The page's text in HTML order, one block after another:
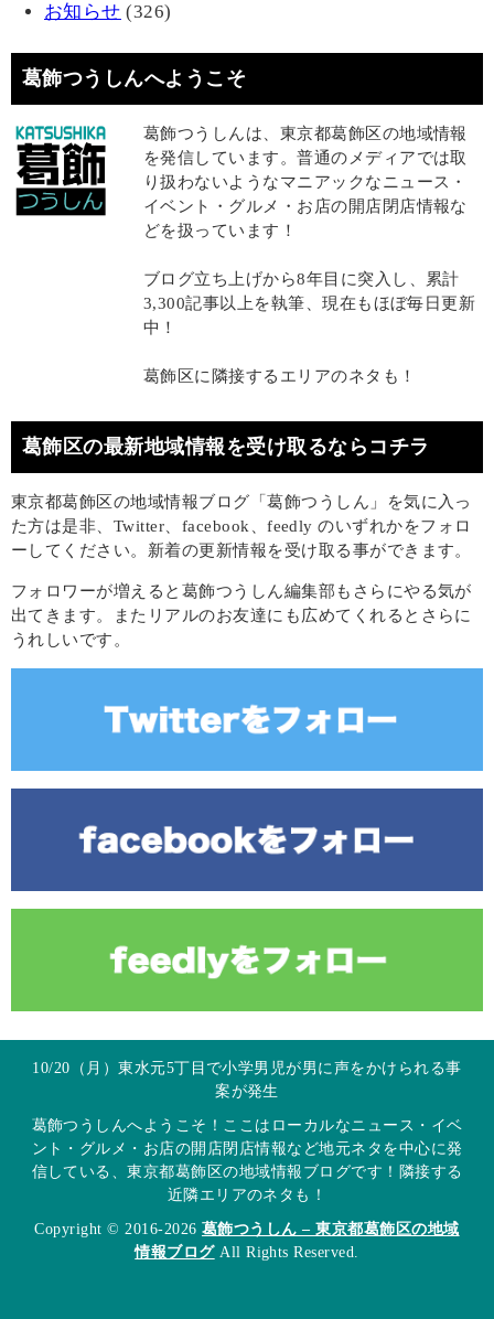
お知らせ (326)
葛飾つうしんへようこそ
葛飾つうしんは、東京都葛飾区の地域情報
を発信しています。普通のメディアでは取
り扱わないようなマニアックなニュース・
イベント・グルメ・お店の開店閉店情報な
どを扱っています！
ブログ立ち上げから8年目に突入し、累計
3,300記事以上を執筆、現在もほぼ毎日更新
中！
葛飾区に隣接するエリアのネタも！
葛飾区の最新地域情報を受け取るならコチラ
東京都葛飾区の地域情報ブログ「葛飾つうしん」を気に入っ
た方は是非、Twitter、facebook、feedly のいずれかをフォロ
ーしてください。新着の更新情報を受け取る事ができます。
フォロワーが増えると葛飾つうしん編集部もさらにやる気が
出てきます。またリアルのお友達にも広めてくれるとさらに
うれしいです。
10/20（月）東水元5丁目で小学男児が男に声をかけられる事
案が発生
葛飾つうしんへようこそ！ここはローカルなニュース・イベ
ント・グルメ・お店の開店閉店情報など地元ネタを中心に発
信している、東京都葛飾区の地域情報ブログです！隣接する
近隣エリアのネタも！
Copyright © 2016-2026 葛飾つうしん – 東京都葛飾区の地域
情報ブログAll Rights Reserved.